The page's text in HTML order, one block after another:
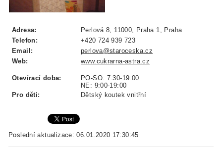
Adresa:
Perlová 8, 11000, Praha 1, Praha
Telefon:
+420 724 939 723
Email:
perlova@staroceska.cz
Web:
www.cukrarna-astra.cz
Otevírací doba:
PO-SO: 7:30-19:00
NE: 9:00-19:00
Pro děti:
Dětský koutek vnitřní
Poslední aktualizace: 06.01.2020 17:30:45